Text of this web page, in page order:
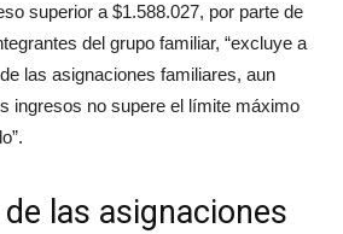
superior a $1.588.027, por parte de
del grupo familiar, “excluye a
las asignaciones familiares, aun
ingresos no supere el límite máximo
las asignaciones